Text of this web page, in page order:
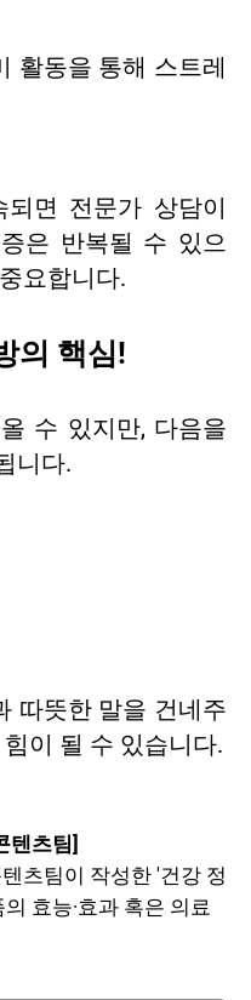
활동을 통해 스트레
면 전문가 상담이
은 반복될 수 있으
요합니다.
의 핵심!
수 있지만, 다음을
니다.
따뜻한 말을 건네주
이 될 수 있습니다.
텐츠팀]
츠팀이 작성한 '건강 정
효능·효과 혹은 의료